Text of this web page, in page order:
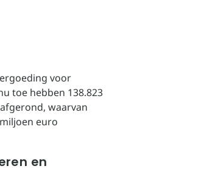
voor
toe hebben 138.823
waarvan
euro
en